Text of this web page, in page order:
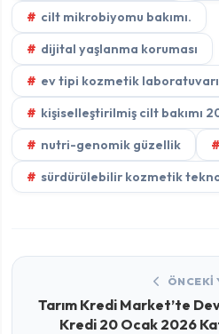
cilt mikrobiyomu bakımı.
dijital yaşlanma koruması
ev tipi kozmetik laboratuvarı
kişiselleştirilmiş cilt bakımı
nutri-genomik güzellik
sürdürülebilir kozmetik
ÖNCEKI
Tarım Kredi Market’te
Kredi 20 Ocak 2026